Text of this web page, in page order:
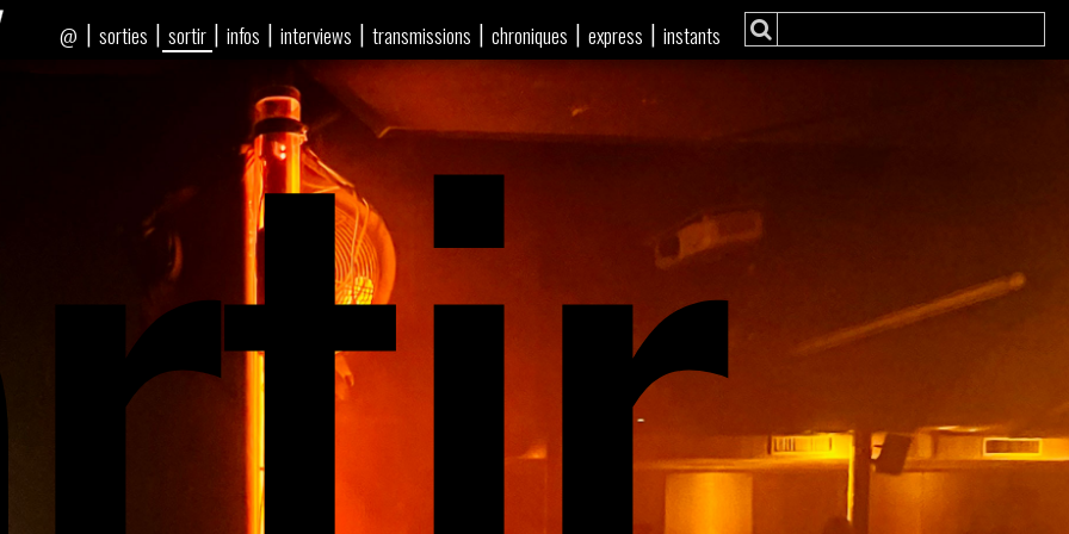
| sorties | sortir | infos | interviews | transmissions | chroniques | express | instants
@